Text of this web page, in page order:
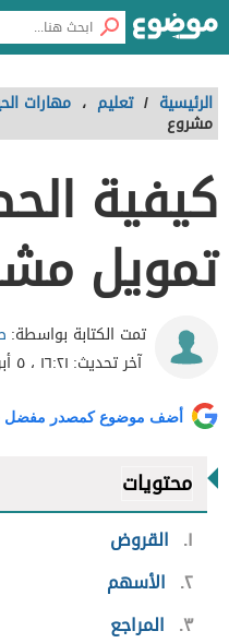
الرئيسية / تعليم ، مهارات
مشروع
كيفية
تمويل
تمت الكتابة بواسطة:
آخر تحديث: ١٦:٢١ ، ٥ أبريل ٢٠١٩
أضف موضوع كمصدر
محتويات
١
القروض
٢ الأسهم
٣
المراجع